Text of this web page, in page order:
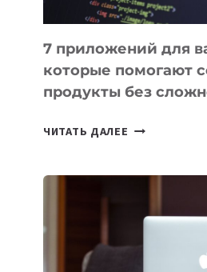
7 приложений для
которые помогают
продукты без
ЧИТАТЬ ДАЛЕЕ
ПОМОГАЮТ
СОЗДАВАТЬ